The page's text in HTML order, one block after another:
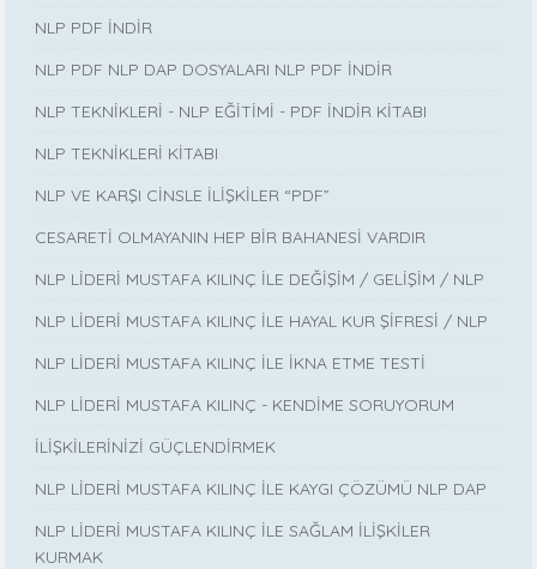
NLP PDF İNDİR
NLP PDF NLP DAP DOSYALARI NLP PDF İNDİR
NLP TEKNİKLERİ - NLP EĞİTİMİ - PDF İNDİR KİTABI
NLP TEKNİKLERİ KİTABI
NLP VE KARŞI CİNSLE İLİŞKİLER “PDF”
CESARETİ OLMAYANIN HEP BİR BAHANESİ VARDIR
NLP LİDERİ MUSTAFA KILINÇ İLE DEĞİŞİM / GELİŞİM / NLP
NLP LİDERİ MUSTAFA KILINÇ İLE HAYAL KUR ŞİFRESİ / NLP
NLP LİDERİ MUSTAFA KILINÇ İLE İKNA ETME TESTİ
NLP LİDERİ MUSTAFA KILINÇ - KENDİME SORUYORUM
İLİŞKİLERİNİZİ GÜÇLENDİRMEK
NLP LİDERİ MUSTAFA KILINÇ İLE KAYGI ÇÖZÜMÜ NLP DAP
NLP LİDERİ MUSTAFA KILINÇ İLE SAĞLAM İLİŞKİLER
KURMAK